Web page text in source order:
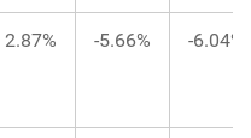
2.87% -5.66% -6.04%